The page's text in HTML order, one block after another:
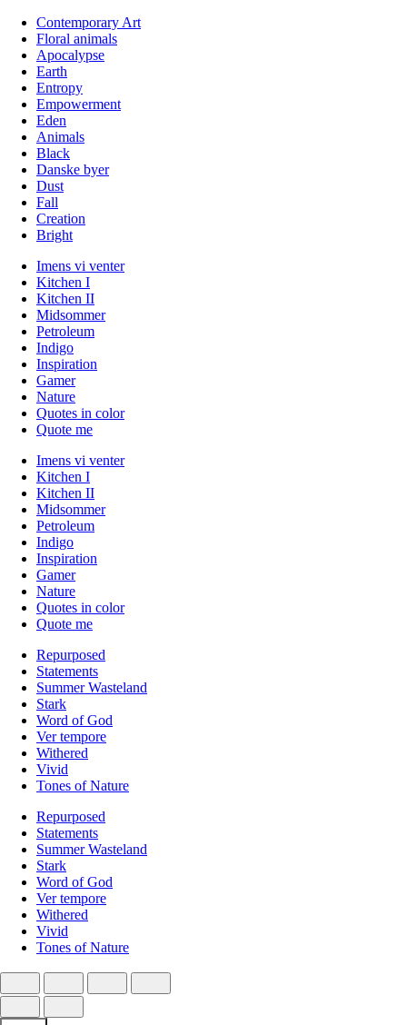
Contemporary Art
Floral animals
Apocalypse
Earth
Entropy
Empowerment
Eden
Animals
Black
Danske byer
Dust
Fall
Creation
Bright
Imens vi venter
Kitchen I
Kitchen II
Midsommer
Petroleum
Indigo
Inspiration
Gamer
Nature
Quotes in color
Quote me
Imens vi venter
Kitchen I
Kitchen II
Midsommer
Petroleum
Indigo
Inspiration
Gamer
Nature
Quotes in color
Quote me
Repurposed
Statements
Summer Wasteland
Stark
Word of God
Ver tempore
Withered
Vivid
Tones of Nature
Repurposed
Statements
Summer Wasteland
Stark
Word of God
Ver tempore
Withered
Vivid
Tones of Nature